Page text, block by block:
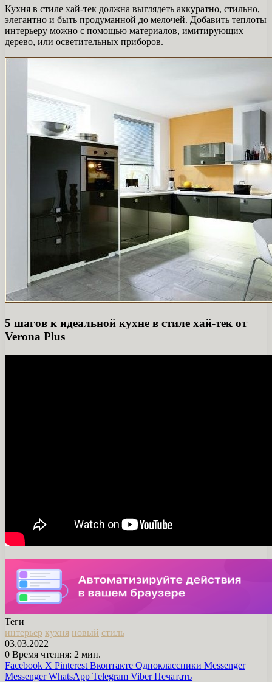
Кухня в стиле хай-тек должна выглядеть аккуратно, стильно,
элегантно и быть продуманной до мелочей. Добавить теплоты
интерьеру можно с помощью материалов, имитирующих
дерево, или осветительных приборов.
5 шагов к идеальной кухне в стиле хай-тек от
Verona Plus
Теги
интерьер кухня новый стиль
03.03.2022
0 Время чтения: 2 мин.
Facebook X Pinterest Вконтакте Одноклассники Messenger
Messenger WhatsApp Telegram Viber Печатать